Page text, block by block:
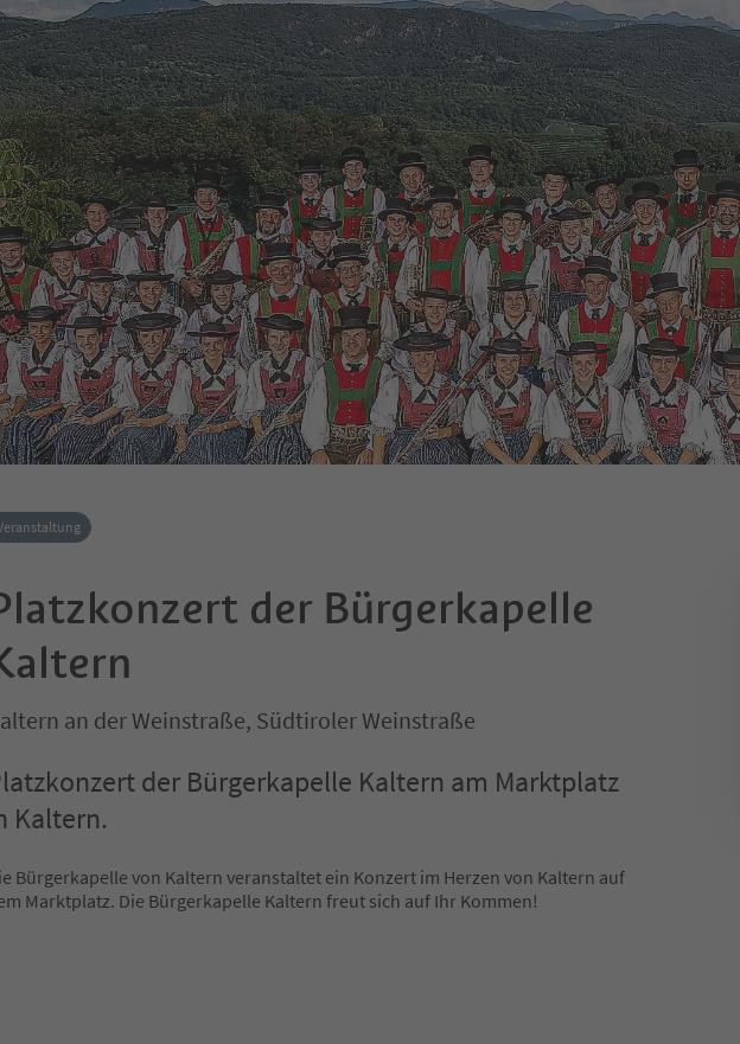
der Bürgerkapelle
an der Weinstraße, Südtiroler Weinstraße
der Bürgerkapelle Kaltern am Marktplatz
Kaltern.
Bürgerkapelle von Kaltern veranstaltet ein Konzert im Herzen von Kaltern auf
Marktplatz. Die Bürgerkapelle Kaltern freut sich auf Ihr Kommen!